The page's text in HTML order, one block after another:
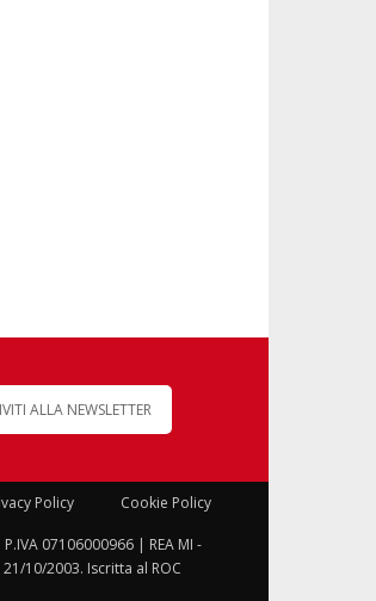
ALLA NEWSLETTER
Policy Cookie Policy
07106000966 | REA MI -
10/2003. Iscritta al ROC